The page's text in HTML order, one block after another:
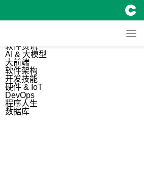
软件资讯
AI & 大模型
大前端
软件架构
开发技能
硬件 & IoT
DevOps
程序人生
数据库